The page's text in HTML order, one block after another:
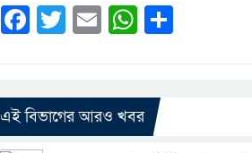
Facebook
Twitter
EmailWhatsApp
এই বিভাগের আরও খবর